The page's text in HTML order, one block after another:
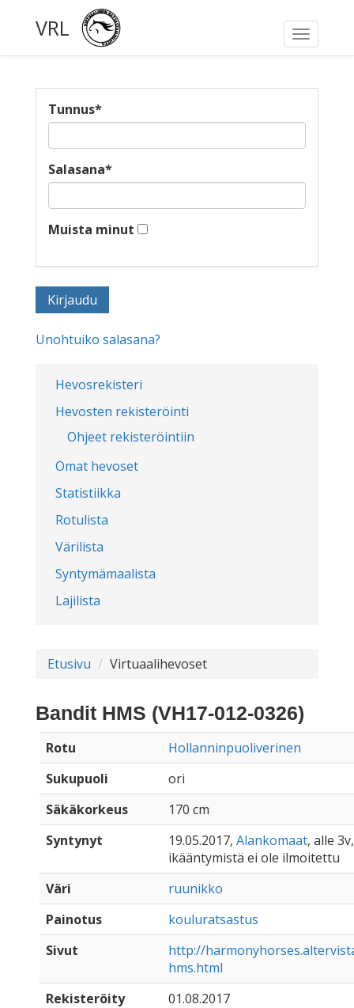
Toggle
VRL
Hevosrekisteri
Hevosten rekisteröinti
Ohjeet rekisteröintiin
Omat hevoset
Statistiikka
Rotulista
Värilista
Syntymämaalista
Lajilista
Tunnus*
Salasana*
Muista minut
Unohtuiko salasana?
Etusivu Virtuaalihevoset
Bandit HMS (VH17-012-0326)
Rotu
Hollanninpuoliverinen
Sukupuoli
ori
Säkäkorkeus
170 cm
Syntynyt
19.05.2017, Alankomaat, alle
ikääntymistä ei ole ilmoitettu
Väri
ruunikko
Painotus
kouluratsastus
Sivut
http://
hms.html
Rekisteröity
01.08.2017